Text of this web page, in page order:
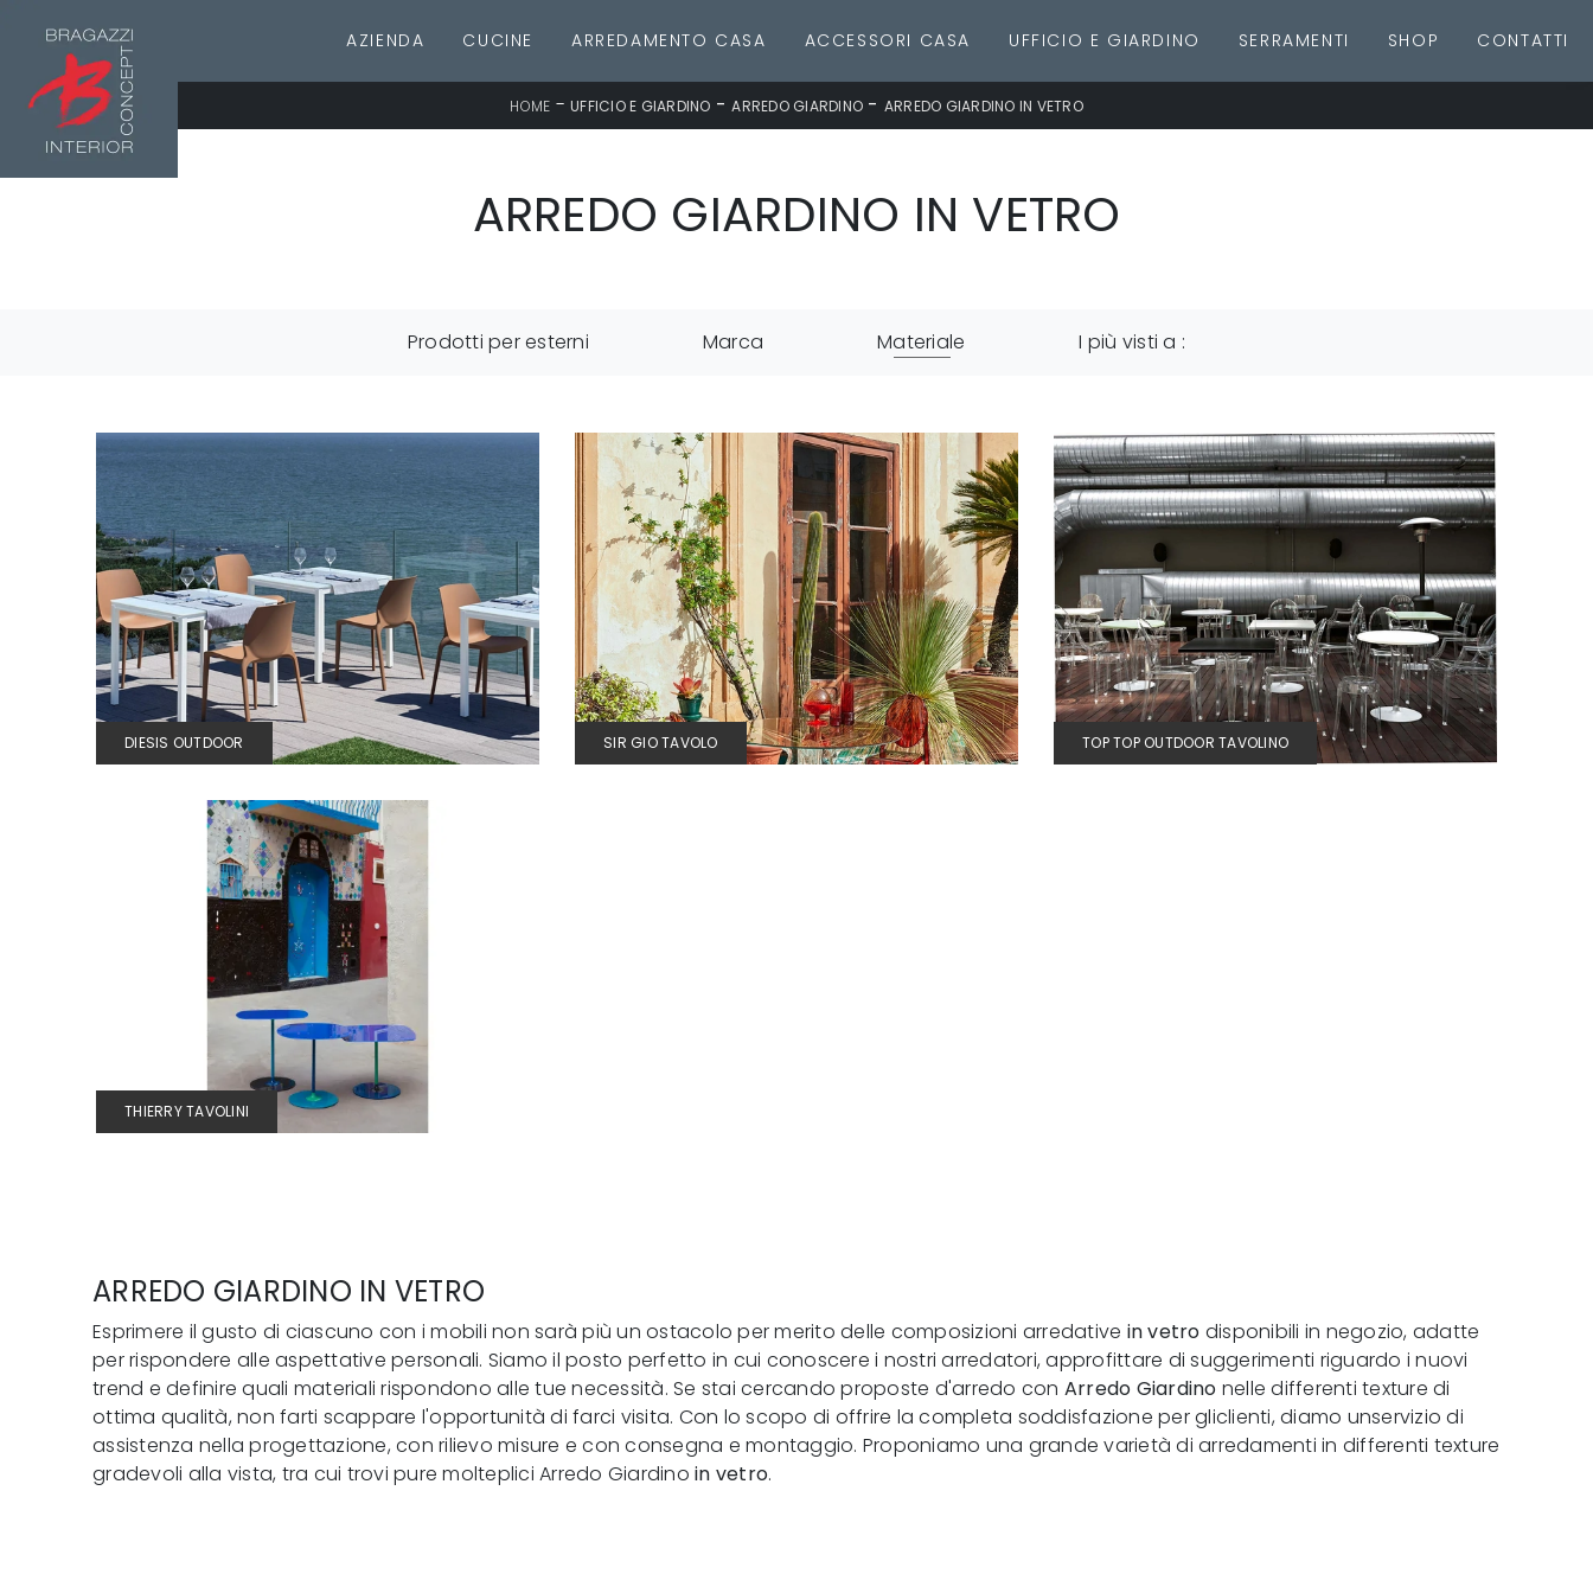
AZIENDA CUCINE ARREDAMENTO CASA ACCESSORI CASA UFFICIO E GIARDINO SERRAMENTI SHOP CONTATTI
HOME - UFFICIO E GIARDINO -ARREDO GIARDINO - ARREDO GIARDINO IN VETRO
ARREDO GIARDINO IN VETRO
Prodotti per esterni Marca Materiale I più visti a :
DIESIS OUTDOOR SIR GIO TAVOLO TOP TOP OUTDOOR TAVOLINO
THIERRY TAVOLINI
ARREDO GIARDINO IN VETRO
Esprimere il gusto di ciascuno con i mobili non sarà più un ostacolo per merito delle composizioni arredative in vetro disponibili in negozio, adatte
per rispondere alle aspettative personali. Siamo il posto perfetto in cui conoscere i nostri arredatori, approfittare di suggerimenti riguardo i nuovi
trend e definire quali materiali rispondono alle tue necessità. Se stai cercando proposte d'arredo con Arredo Giardino nelle differenti texture di
ottima qualità, non farti scappare l'opportunità di farci visita. Con lo scopo di offrire la completa soddisfazione per gliclienti, diamo unservizio di
assistenza nella progettazione, con rilievo misure e con consegna e montaggio. Proponiamo una grande varietà di arredamenti in differenti texture
gradevoli alla vista, tra cui trovi pure molteplici Arredo Giardino in vetro.